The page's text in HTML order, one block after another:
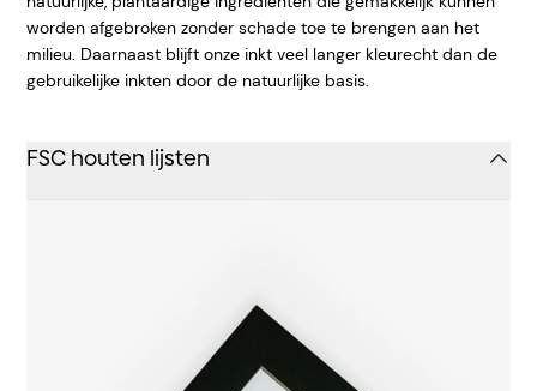
worden afgebroken zonder schade toe te brengen aan het
milieu. Daarnaast blijft onze inkt veel langer kleurecht dan de
gebruikelijke inkten door de natuurlijke basis.
FSC houten lijsten